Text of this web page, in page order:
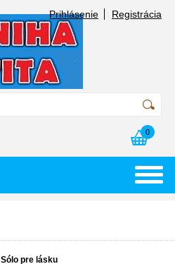
Prihlásenie Registrácia
0
Sólo pre lásku